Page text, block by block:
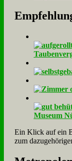
Ein Klick auf ein
zum